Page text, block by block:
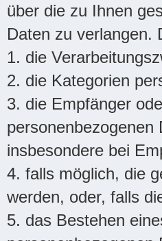
über die zu Ihnen
Daten zu verlangen.
1. die
2. die Kategorien
3. die Empfänger
insbesondere bei
4. falls möglich, die
werden, oder, falls
5. das Bestehen